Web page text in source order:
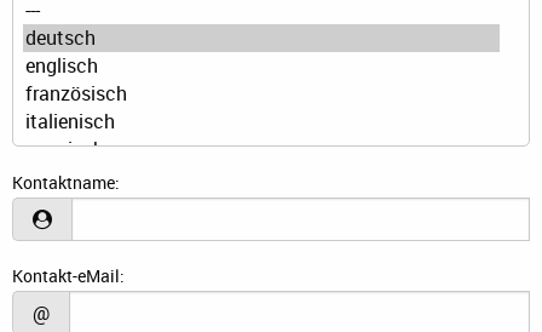
Kontaktname:
Kontakt-eMail:
@